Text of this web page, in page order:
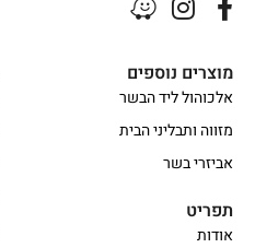
מוצרים נוספים
אלכוהול ליד הבשר
מזווה ותבליני הבית
אביזרי בשר
תפריט
אודות